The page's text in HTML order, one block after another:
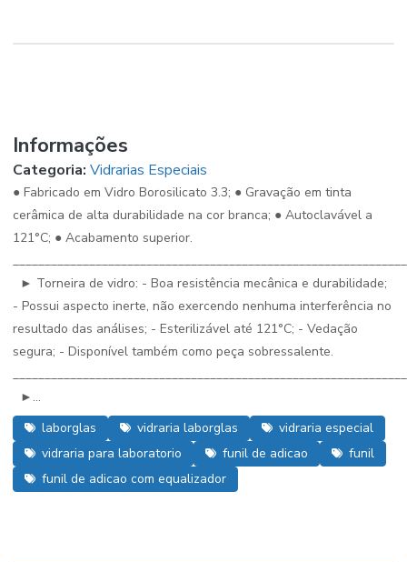
Informações
Categoria: Vidrarias Especiais
● Fabricado em Vidro Borosilicato 3.3; ● Gravação em tinta
cerâmica de alta durabilidade na cor branca; ● Autoclavável a
121°C; ● Acabamento superior.
► Torneira de vidro: - Boa resistência mecânica e durabilidade;
- Possui aspecto inerte, não exercendo nenhuma interferência no
resultado das análises; - Esterilizável até 121°C; - Vedação
segura; - Disponível também como peça sobressalente.
►...
laborglas
vidraria laborglas
vidraria especial
vidraria para laboratorio
funil de adicao
funil
funil de adicao com equalizador